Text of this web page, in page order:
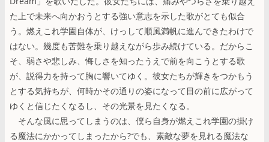
た上で未来へ向かおうとする強い意志を示した歌がとても似合
う。燃えこれ学園自体が、けっして順風満帆に進んできたわけで
はない。幾度も苦難を乗り越えながら歩み続けている。だからこ
そ、弱さや悲しみ、悔しさを知ったうえで前を向こうとする歌
が、説得力を持って胸に響いてゆく。彼女たちが輝きをつかもう
とする気持ちが、何時かその通りの姿になって目の前に広がって
ゆくと信じたくなるし、その光景を見たくなる。
そんな風に思ってしまうのは、僕ら自身が燃えこれ学園の掛け
る魔法にかかってしまったから?でも、素敵な夢を見れる魔法な